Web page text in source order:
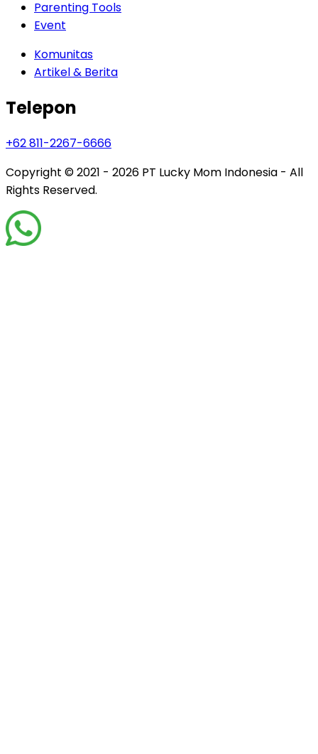
Parenting Tools
Event
Komunitas
Artikel & Berita
Telepon
+62 811-2267-6666
Copyright © 2021 - 2026 PT Lucky Mom Indonesia - All
Rights Reserved.